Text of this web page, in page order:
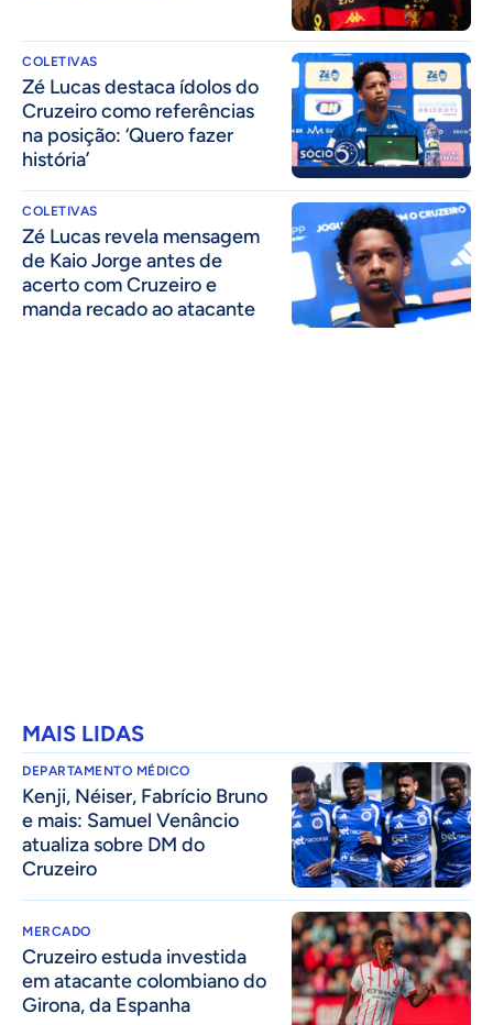
COLETIVAS
Zé Lucas destaca ídolos do
Cruzeiro como referências
na posição: ‘Quero fazer
história’
COLETIVAS
Zé Lucas revela mensagem
de Kaio Jorge antes de
acerto com Cruzeiro e
manda recado ao atacante
MAIS LIDAS
DEPARTAMENTO MÉDICO
Kenji, Néiser, Fabrício Bruno
e mais: Samuel Venâncio
atualiza sobre DM do
Cruzeiro
MERCADO
Cruzeiro estuda investida
em atacante colombiano do
Girona, da Espanha